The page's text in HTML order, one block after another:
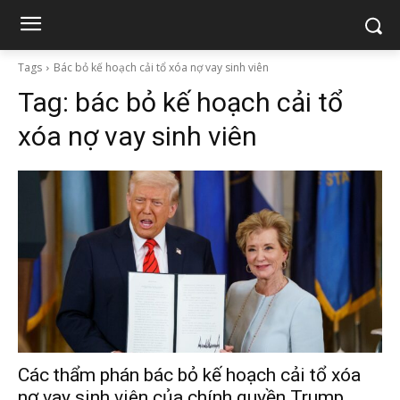
Tags Bác bỏ kế hoạch cải tổ xóa nợ vay sinh viên
Tag: bác bỏ kế hoạch cải tổ
xóa nợ vay sinh viên
Các thẩm phán bác bỏ kế hoạch cải tổ xóa